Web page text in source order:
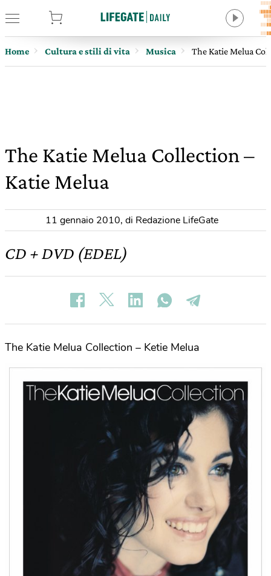
Home Cultura e stili di vita Musica The Katie Melua
The Katie Melua Collection –
Katie Melua
11 gennaio 2010, di Redazione LifeGate
CD + DVD (EDEL)
The Katie Melua Collection – Ketie Melua